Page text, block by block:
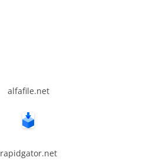
alfafile.net
rapidgator.net